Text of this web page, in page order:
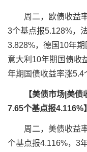
周二，欧债收益率
3个基点报5.128%，
3.828%，德国10年期
意大利10年期国债收
年期国债收益率涨5.4
【美债市场|美
7.65个基点报4.116%】
周二，美债收益率
个基点报4.116%，3